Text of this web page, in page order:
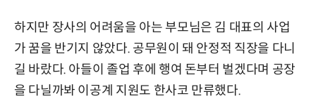
하지만 장사의 어려움을 아는 부모님은 김 대표의 사업
가 꿈을 반기지 않았다. 공무원이 돼 안정적 직장을 다니
길 바랐다. 아들이 졸업 후에 행여 돈부터 벌겠다며 공장
을 다닐까봐 이공계 지원도 한사코 만류했다.